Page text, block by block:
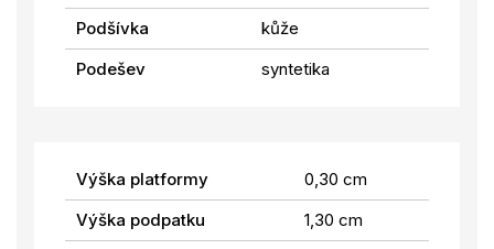
Podšívka
kůže
Podešev
syntetika
Výška platformy
0,30 cm
Výška podpatku
1,30 cm